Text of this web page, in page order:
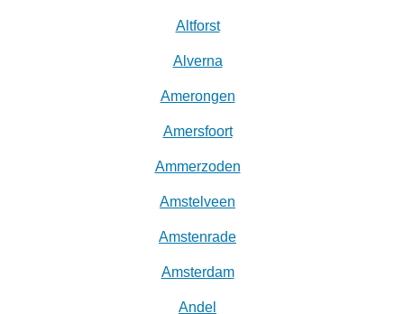
Altforst
Alverna
Amerongen
Amersfoort
Ammerzoden
Amstelveen
Amstenrade
Amsterdam
Andel